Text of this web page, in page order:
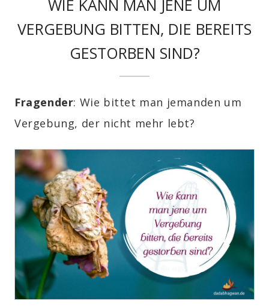
WIE KANN MAN JENE UM
VERGEBUNG BITTEN, DIE BEREITS
GESTORBEN SIND?
Fragender: Wie bittet man jemanden um
Vergebung, der nicht mehr lebt?